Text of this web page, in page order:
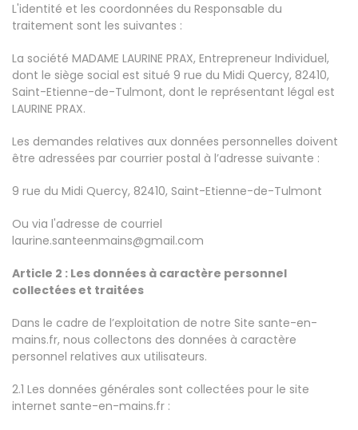
L'identité et les coordonnées du Responsable du
traitement sont les suivantes :
La société MADAME LAURINE PRAX, Entrepreneur Individuel,
dont le siège social est situé 9 rue du Midi Quercy, 82410,
Saint-Etienne-de-Tulmont, dont le représentant légal est
LAURINE PRAX.
Les demandes relatives aux données personnelles doivent
être adressées par courrier postal à l’adresse suivante :
9 rue du Midi Quercy, 82410, Saint-Etienne-de-Tulmont
Ou via l'adresse de courriel
laurine.santeenmains@gmail.com
Article 2 : Les données à caractère personnel
collectées et traitées
Dans le cadre de l’exploitation de notre Site sante-en-
mains.fr, nous collectons des données à caractère
personnel relatives aux utilisateurs.
2.1 Les données générales sont collectées pour le site
internet sante-en-mains.fr :